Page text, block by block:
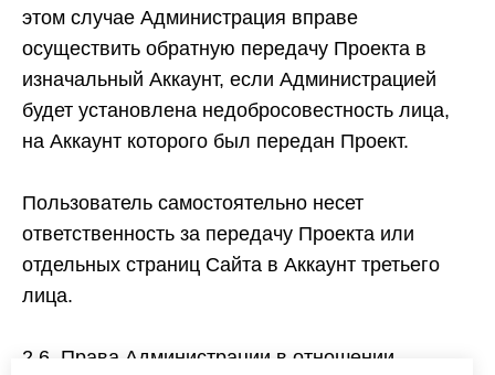
этом случае Администрация вправе
осуществить обратную передачу Проекта в
изначальный Аккаунт, если Администрацией
будет установлена недобросовестность лица,
на Аккаунт которого был передан Проект.
Пользователь самостоятельно несет
ответственность за передачу Проекта или
отдельных страниц Сайта в Аккаунт третьего
лица.
2.6. Права Администрации в отношении